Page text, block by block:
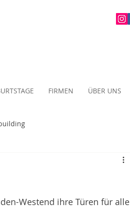
Westend ihre Türen für alle
FIRMEN ÜBER UNS